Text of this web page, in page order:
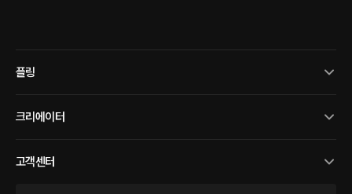
플링
크리에이터
고객센터